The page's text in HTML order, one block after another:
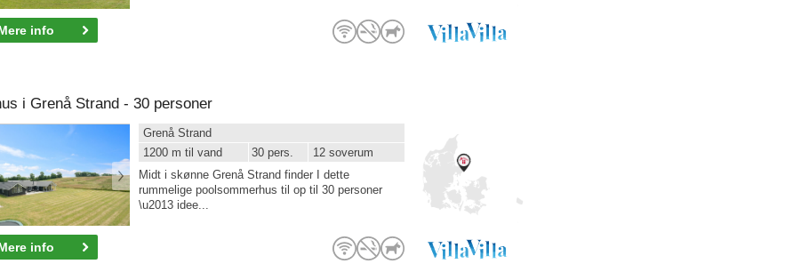
info
i Grenå Strand - 30 personer
info
Grenå Strand
1200 m til vand
30 pers.
12 soverum
Midt i skønne Grenå Strand finder I dette
rummelige poolsommerhus til op til 30 personer
\u2013 idee...